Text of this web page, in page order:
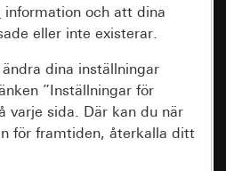
information och att dina
eller inte existerar.
dina inställningar
”Inställningar för
varje sida. Där kan du när
för framtiden, återkalla ditt